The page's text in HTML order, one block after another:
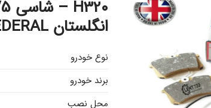
انگلستان FEDERAL
نوع خودرو
برند خودرو
محل نصب